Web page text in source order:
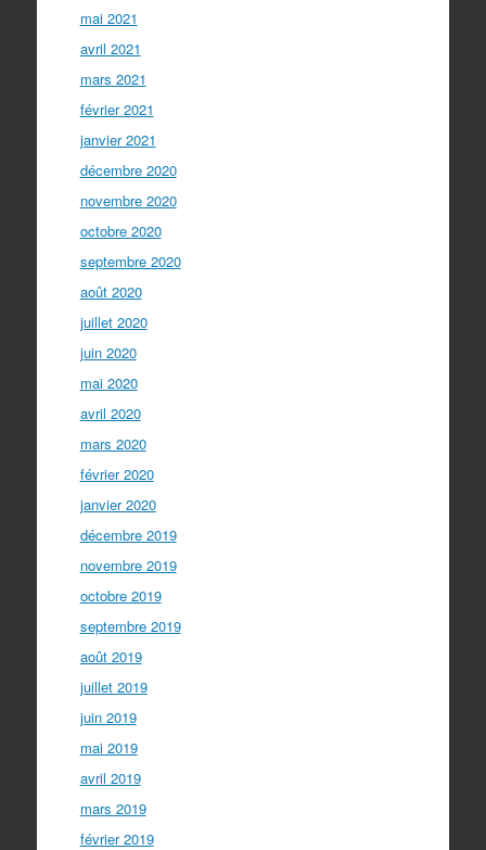
mai 2021
avril 2021
mars 2021
février 2021
janvier 2021
décembre 2020
novembre 2020
octobre 2020
septembre 2020
août 2020
juillet 2020
juin 2020
mai 2020
avril 2020
mars 2020
février 2020
janvier 2020
décembre 2019
novembre 2019
octobre 2019
septembre 2019
août 2019
juillet 2019
juin 2019
mai 2019
avril 2019
mars 2019
février 2019